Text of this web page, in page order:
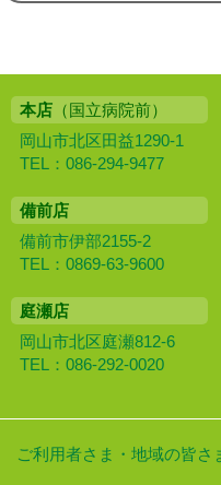
本店 （国立病院前）
岡山市北区田益1290-1
TEL：086-294-9477
備前店
備前市伊部2155-2
TEL：0869-63-9600
庭瀬店
岡山市北区庭瀬812-6
TEL：086-292-0020
ご利用者さま・地域の皆さ